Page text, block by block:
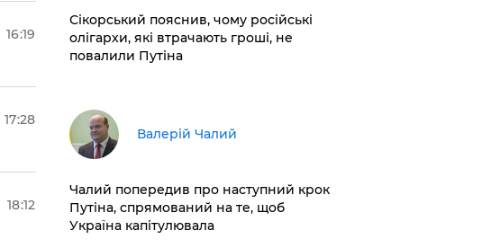
16:19
17:28
18:12
​Сікорський пояснив, чому російські
олігархи, які втрачають гроші, не
повалили Путіна
Валерій Чалий
​Чалий попередив про наступний крок
Путіна, спрямований на те, щоб
Україна капітулювала